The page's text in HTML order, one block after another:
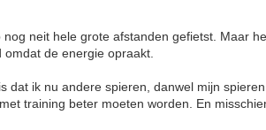
neit hele grote afstanden gefietst. Maar
de energie opraakt.
dat ik nu andere spieren, danwel mijn
training beter moeten worden. En